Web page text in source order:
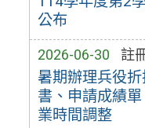
公布
2026-06-30 註
暑期辦理兵役
書、申請成績
業時間調整